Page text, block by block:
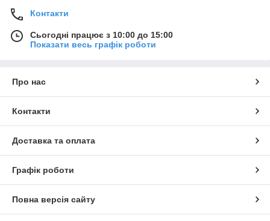
Контакти
Сьогодні працює з 10:00 до 15:00
Показати весь графік роботи
Про нас
Контакти
Доставка та оплата
Графік роботи
Повна версія сайту